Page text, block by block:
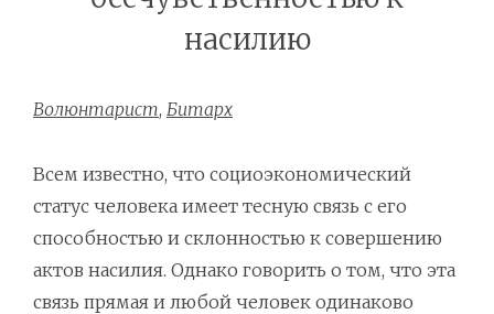
насилию
Волюнтарист, Битарх
Всем известно, что социоэкономический
статус человека имеет тесную связь с его
способностью и склонностью к совершению
актов насилия. Однако говорить о том, что эта
связь прямая и любой человек одинаково